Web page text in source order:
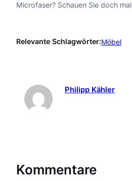
Microfaser? Schauen Sie doch mal
Relevante Schlagwörter:Möbel
Philipp Kähler
Kommentare